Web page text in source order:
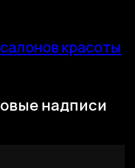
красоты
надписи